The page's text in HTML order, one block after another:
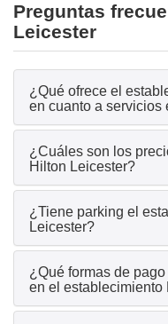
Preguntas
Leicester
¿Qué ofrece el
en cuanto a servicios
¿Cuáles son los
Hilton Leicester?
¿Tiene parking el
Leicester?
¿Qué formas de
en el